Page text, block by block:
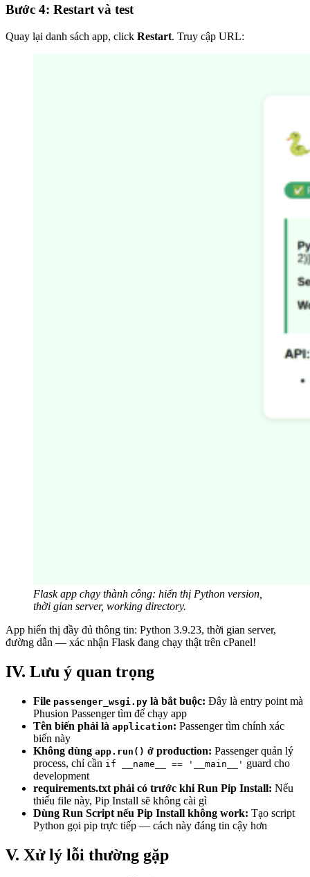
Bước 4: Restart và test
Quay lại danh sách app, click Restart. Truy cập URL:
Flask app chạy thành công: hiển thị Python version,
thời gian server, working directory.
App hiển thị đầy đủ thông tin: Python 3.9.23, thời gian server,
đường dẫn — xác nhận Flask đang chạy thật trên cPanel!
IV. Lưu ý quan trọng
File passenger_wsgi.py là bắt buộc: Đây là entry point mà
Phusion Passenger tìm để chạy app
Tên biến phải là application: Passenger tìm chính xác
biến này
Không dùng app.run() ở production: Passenger quản lý
process, chỉ cần if __name__ == '__main__' guard cho
development
requirements.txt phải có trước khi Run Pip Install: Nếu
thiếu file này, Pip Install sẽ không cài gì
Dùng Run Script nếu Pip Install không work: Tạo script
Python gọi pip trực tiếp — cách này đáng tin cậy hơn
V. Xử lý lỗi thường gặp